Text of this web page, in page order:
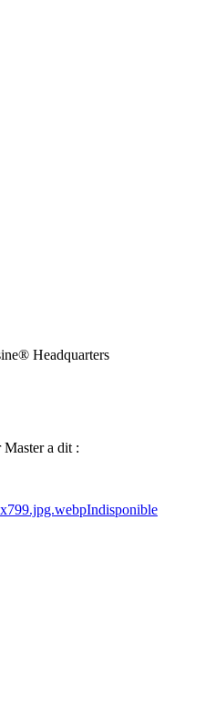
Headquarters
a dit :
Indisponible